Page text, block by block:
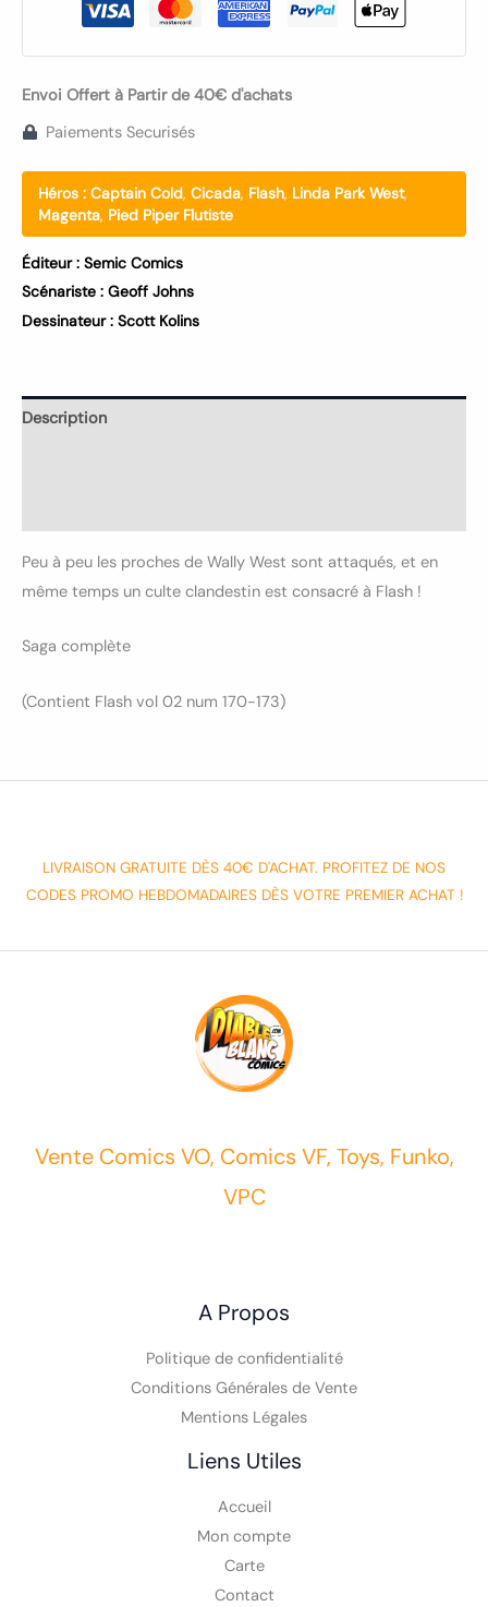
Envoi Offert à Partir de 40€ d'achats
Paiements Securisés
Héros : Captain Cold, Cicada, Flash, Linda Park West,
Magenta, Pied Piper Flutiste
Éditeur : Semic Comics
Scénariste : Geoff Johns
Dessinateur : Scott Kolins
Description
Peu à peu les proches de Wally West sont attaqués, et en
même temps un culte clandestin est consacré à Flash !
Saga complète
(Contient Flash vol 02 num 170-173)
LIVRAISON GRATUITE DÈS 40€ D'ACHAT. PROFITEZ DE NOS
CODES PROMO HEBDOMADAIRES DÈS VOTRE PREMIER ACHAT !
Vente Comics VO, Comics VF, Toys, Funko,
VPC
A Propos
Politique de confidentialité
Conditions Générales de Vente
Mentions Légales
Liens Utiles
Accueil
Mon compte
Carte
Contact